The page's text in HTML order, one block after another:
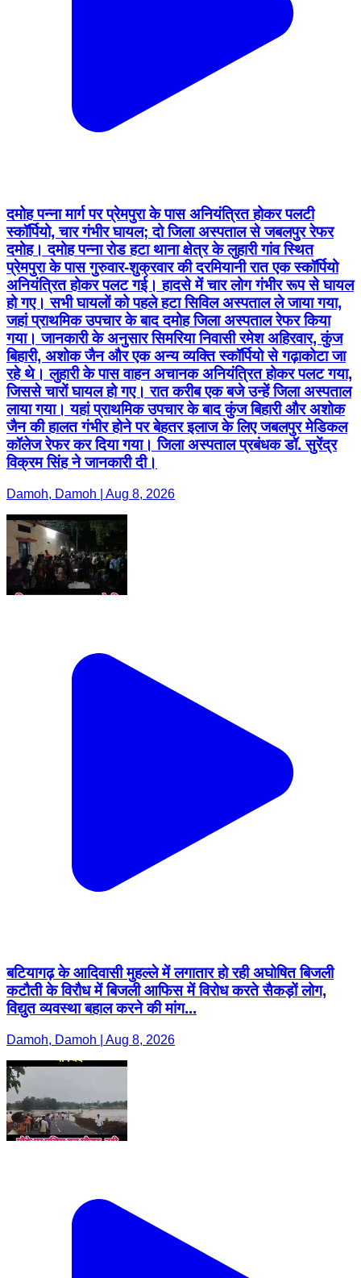
दमोह पन्ना मार्ग पर प्रेमपुरा के पास अनियंत्रित होकर पलटी
स्कॉर्पियो, चार गंभीर घायल; दो जिला अस्पताल से जबलपुर रेफर
दमोह। दमोह पन्ना रोड हटा थाना क्षेत्र के लुहारी गांव स्थित
प्रेमपुरा के पास गुरुवार-शुक्रवार की दरमियानी रात एक स्कॉर्पियो
अनियंत्रित होकर पलट गई। हादसे में चार लोग गंभीर रूप से घायल
हो गए। सभी घायलों को पहले हटा सिविल अस्पताल ले जाया गया,
जहां प्राथमिक उपचार के बाद दमोह जिला अस्पताल रेफर किया
गया। जानकारी के अनुसार सिमरिया निवासी रमेश अहिरवार, कुंज
बिहारी, अशोक जैन और एक अन्य व्यक्ति स्कॉर्पियो से गढ़ाकोटा जा
रहे थे। लुहारी के पास वाहन अचानक अनियंत्रित होकर पलट गया,
जिससे चारों घायल हो गए। रात करीब एक बजे उन्हें जिला अस्पताल
लाया गया। यहां प्राथमिक उपचार के बाद कुंज बिहारी और अशोक
जैन की हालत गंभीर होने पर बेहतर इलाज के लिए जबलपुर मेडिकल
कॉलेज रेफर कर दिया गया। जिला अस्पताल प्रबंधक डॉ. सुरेंद्र
विक्रम सिंह ने जानकारी दी।
Damoh, Damoh | Aug 8, 2026
बटियागढ़ के आदिवासी मुहल्ले में लगातार हो रही अघोषित बिजली
कटौती के विरौध में बिजली आफिस में विरोध करते सैकड़ों लोग,
विद्युत व्यवस्था बहाल करने की मांग...
Damoh, Damoh | Aug 8, 2026